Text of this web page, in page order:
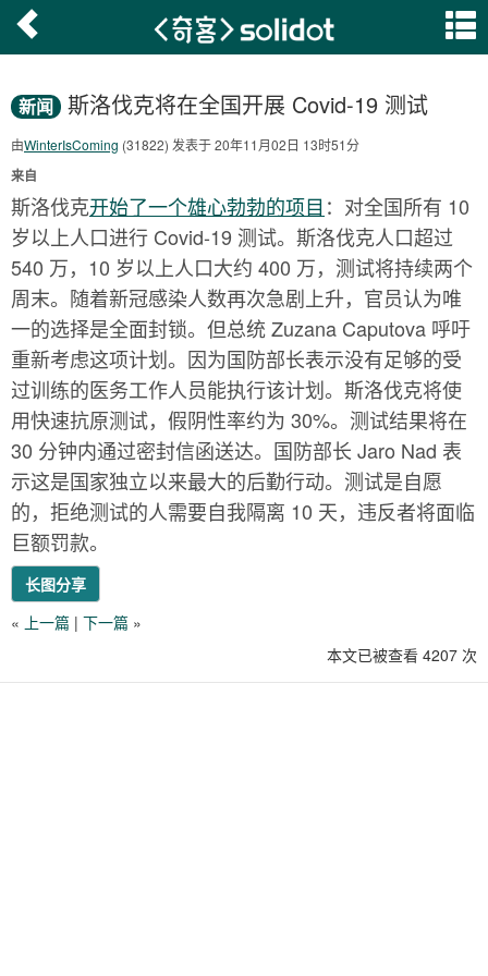
新闻 斯洛伐克将在全国开展 Covid-19 测试
由WinterIsComing (31822) 发表于 20年11月02日 13时51分
来自
斯洛伐克开始了一个雄心勃勃的项目 ：对全国所有 10
岁以上人口进行 Covid-19 测试。斯洛伐克人口超过
540 万，10 岁以上人口大约 400 万，测试将持续两个
周末。随着新冠感染人数再次急剧上升，官员认为唯
一的选择是全面封锁。但总统 Zuzana Caputova 呼吁
重新考虑这项计划。因为国防部长表示没有足够的受
过训练的医务工作人员能执行该计划。斯洛伐克将使
用快速抗原测试，假阴性率约为 30%。测试结果将在
30 分钟内通过密封信函送达。国防部长 Jaro Nad 表
示这是国家独立以来最大的后勤行动。测试是自愿
的，拒绝测试的人需要自我隔离 10 天，违反者将面临
巨额罚款。
长图分享
« 上一篇 | 下一篇 »
本文已被查看 4207 次